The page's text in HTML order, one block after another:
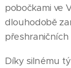
pobočkami ve
dlouhodobě
Díky silnému